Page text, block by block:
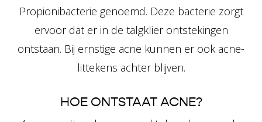
Propionibacterie genoemd. Deze bacterie zorgt
ervoor dat er in de talgklier ontstekingen
ontstaan. Bij ernstige acne kunnen er ook acne-
littekens achter blijven.
HOE ONTSTAAT ACNE?